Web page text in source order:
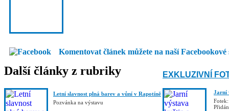
Komentovat článek můžete na naší Facebookové
Další články z rubriky
Letní slavnost plná barev a vůní v Rapotíně
Pozvánka na výstavu
EXKLUZIVNÍ
Jarní